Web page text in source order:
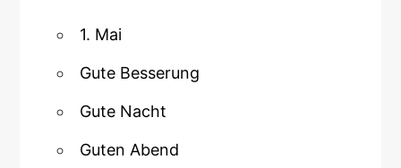
1. Mai
Gute Besserung
Gute Nacht
Guten Abend